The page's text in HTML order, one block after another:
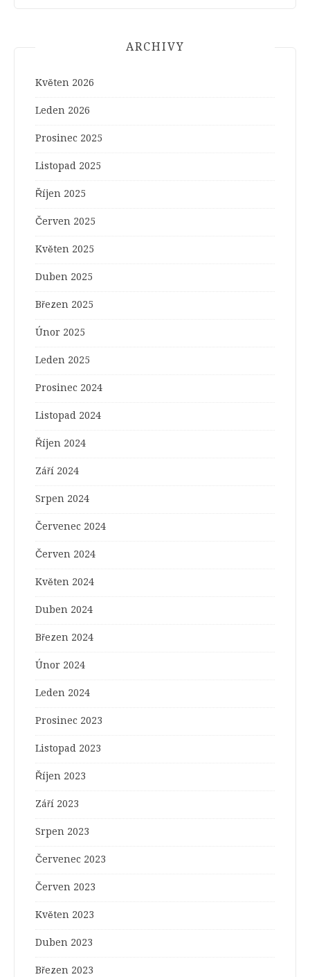
ARCHIVY
Květen 2026
Leden 2026
Prosinec 2025
Listopad 2025
Říjen 2025
Červen 2025
Květen 2025
Duben 2025
Březen 2025
Únor 2025
Leden 2025
Prosinec 2024
Listopad 2024
Říjen 2024
Září 2024
Srpen 2024
Červenec 2024
Červen 2024
Květen 2024
Duben 2024
Březen 2024
Únor 2024
Leden 2024
Prosinec 2023
Listopad 2023
Říjen 2023
Září 2023
Srpen 2023
Červenec 2023
Červen 2023
Květen 2023
Duben 2023
Březen 2023